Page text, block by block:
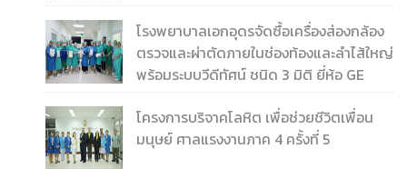
โรงพยาบาลเอกอุดรจัดซื้อเครื่องส่องกล้อง
ตรวจและผ่าตัดภายในช่องท้องและลำไส้ใหญ่
พร้อมระบบวีดีทัศน์ ชนิด 3 มิติ ยี่ห้อ GE
โครงการบริจาคโลหิต เพื่อช่วยชีวิตเพื่อน
มนุษย์ ศาลแรงงานภาค 4 ครั้งที่ 5